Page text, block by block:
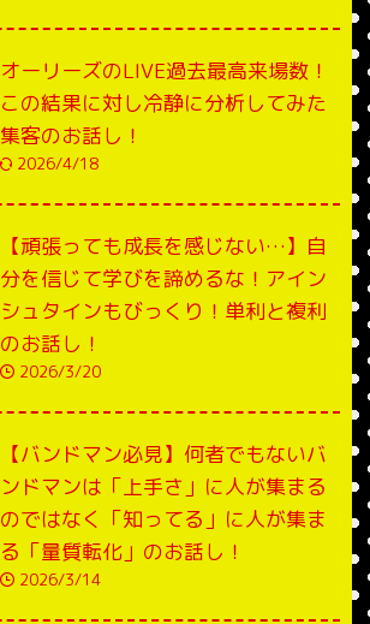
オーリーズのLIVE過去最高来場数！
この結果に対し冷静に分析してみた
集客のお話し！
2026/4/18
【頑張っても成長を感じない…】自
分を信じて学びを諦めるな！アイン
シュタインもびっくり！単利と複利
のお話し！
2026/3/20
【バンドマン必見】何者でもないバ
ンドマンは「上手さ」に人が集まる
のではなく「知ってる」に人が集ま
る「量質転化」のお話し！
2026/3/14